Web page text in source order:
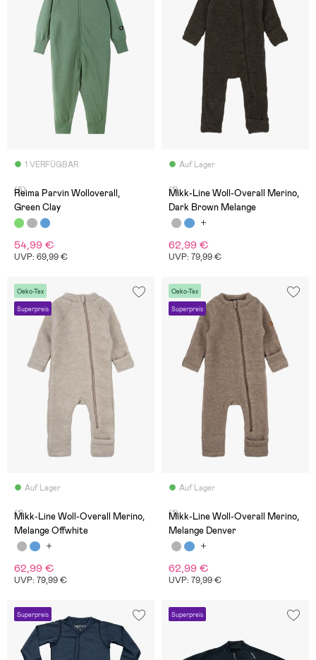
1 VERFÜGBAR
(6)
Reima Parvin Wolloverall,
Green Clay
54,99 €
UVP: 69,99 €
Auf Lager
(1)
Mikk-Line Woll-Overall Merino,
Dark Brown Melange
62,99 €
UVP: 79,99 €
Oeko-Tex
Superpreis
Auf Lager
(1)
Mikk-Line Woll-Overall Merino,
Melange Offwhite
62,99 €
UVP: 79,99 €
Oeko-Tex
Superpreis
Auf Lager
(1)
Mikk-Line Woll-Overall Merino,
Melange Denver
62,99 €
UVP: 79,99 €
Superpreis Superpreis